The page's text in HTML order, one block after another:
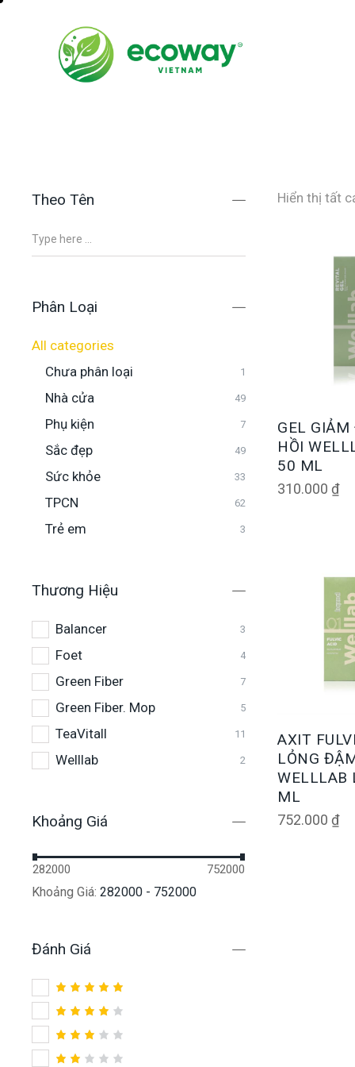
Hiển thị tất
GEL GIẢM
HỒI
50 ML
310.000 ₫
AXIT
LỎNG
WELLLAB
ML
752.000 ₫
Theo Tên
Phân Loại
All categories
Chưa phân loại
1
Nhà cửa 49
Phụ kiện 7
Sắc đẹp 49
Sức khỏe 33
TPCN 62
Trẻ em 3
Thương Hiệu
Balancer 3
Foet 4
Green Fiber 7
Green Fiber. Mop 5
TeaVitall 11
Welllab 2
Khoảng Giá
282000 752000
Khoảng Giá: 282000 - 752000
Đánh Giá
Được
xếp hạng
Được
xếp
5 sao
Được
xếp